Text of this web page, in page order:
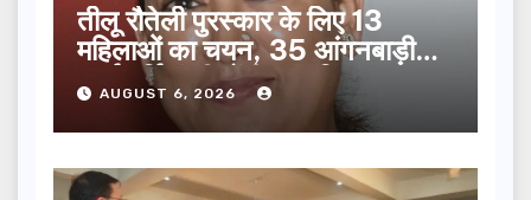
तीलू रौतेली पुरस्कार के लिए 13
महिलाओं का चयन, 35 आंगनबाड़ी
कार्यकर्तियां भी होंगी सम्मानित…
AUGUST 6, 2026